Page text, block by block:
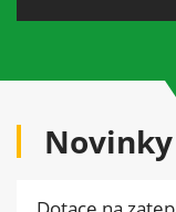
Novinky